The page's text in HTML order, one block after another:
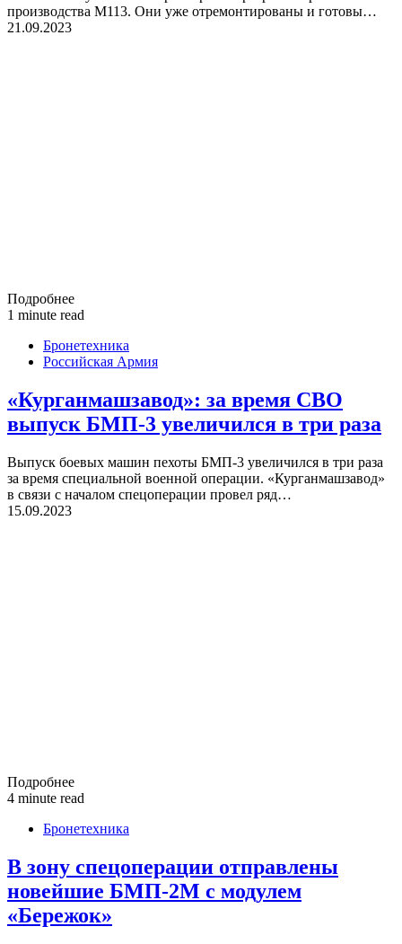
производства M113. Они уже отремонтированы и готовы…
21.09.2023
Подробнее
1 minute read
Бронетехника
Российская Армия
«Курганмашзавод»: за время СВО
выпуск БМП-3 увеличился в три раза
Выпуск боевых машин пехоты БМП-3 увеличился в три раза
за время специальной военной операции. «Курганмашзавод»
в связи с началом спецоперации провел ряд…
15.09.2023
Подробнее
4 minute read
Бронетехника
В зону спецоперации отправлены
новейшие БМП-2М с модулем
«Бережок»